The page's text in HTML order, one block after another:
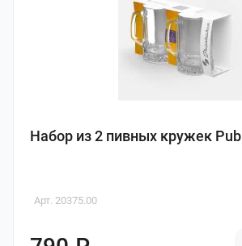
Набор из 2 пивных кружек Pub
Арт. 20375.00